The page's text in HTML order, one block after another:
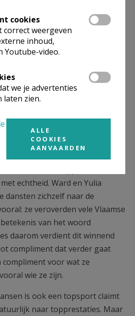
in Brugge © Chris De Groote
raakte Vlaanderen met iets
echtheid. Ward en Yulia
dansten zichzelf naar de
ze veroverden vele Vlaamse
van het woord
daarom verdient dit winnend
compliment dat verder gaat
voor wat ze
wie ze zijn.
is ook een topsport claimt
naar topprestaties. Maar
cookies
weergeven
inhoud,
Youtube-video.
we je advertenties
laten zien.
ALLE
COOKIES
AANVAARDEN